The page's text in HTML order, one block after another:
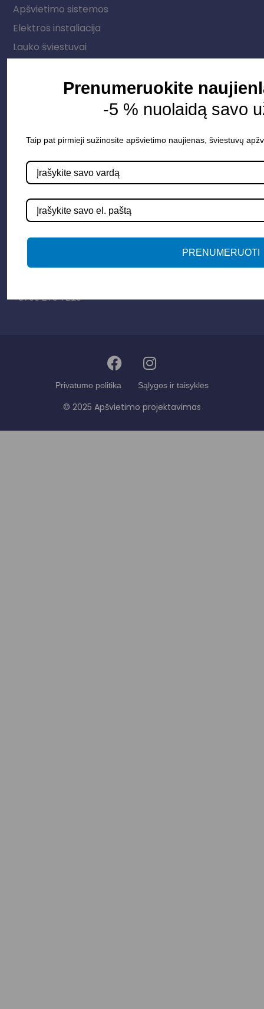
Apšvietimo sistemos
Elektros instaliacija
Lauko šviestuvai
Vidaus apšvietimas
Paslaugos
Kontaktai
+3706 279 7213
Privatumo politika Sąlygos ir taisyklės
© 2025 Apšvietimo projektavimas
Prenumeruokite
-5 % nuolaidą savo
Taip pat pirmieji sužinosite apšvietimo naujienas, šviestuvų
PRENUMERUOTI